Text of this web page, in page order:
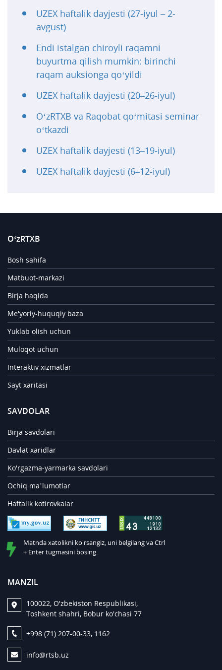
UZEX haftalik dayjesti (27-iyul – 2-
avgust)
Endi istalgan chiroyli raqamni
buyurtma qilish mumkin: birinchi
raqam auksionga qo‘yildi
UZEX haftalik dayjesti (20–26-iyul)
O‘zRTXB va Raqobat qo‘mitasi seminar
o‘tkazdi
UZEX haftalik dayjesti (13–19-iyul)
UZEX haftalik dayjesti (6–12-iyul)
O‘zRTXB
Bosh sahifa
Matbuot-markazi
Birja haqida
Me'yoriy-huquqiy baza
Yuklab olish uchun
Muloqot uchun
Interaktiv xizmatlar
Sayt xaritasi
SAVDOLAR
Birja savdolari
Davlat xaridlar
Ko'rgazma-yarmarka savdolari
Ochiq ma’lumotlar
Haftalik kotirovkalar
Matnda xatolikni ko'rsangiz, uni belgilang va Ctrl
+ Enter tugmasini bosing.
MANZIL
100022, O'zbekiston Respublikasi,
Toshkent shahri, Bobur ko'chasi 77
+998 (71) 207-00-33, 1162
info@rtsb.uz